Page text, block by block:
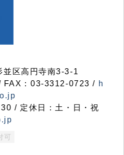
区高円寺南3-3-1
FAX：03-3312-0723 / h
/ 定休日：土・日・祝
可